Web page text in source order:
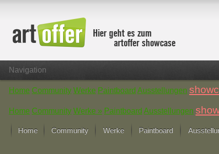
Hier geht es zum
artoffer showcase
Navigation
Home Community Werke Paintboard Ausstellungen
Home Community Werke » Paintboard Ausstellungen
Home Community Werke Paintboard